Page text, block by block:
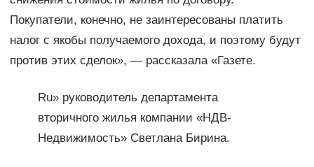
Покупатели, конечно, не заинтересованы платить
налог с якобы получаемого дохода, и поэтому будут
против этих сделок», — рассказала «Газете.
Ru» руководитель департамента
вторичного жилья компании «НДВ-
Недвижимость» Светлана Бирина.